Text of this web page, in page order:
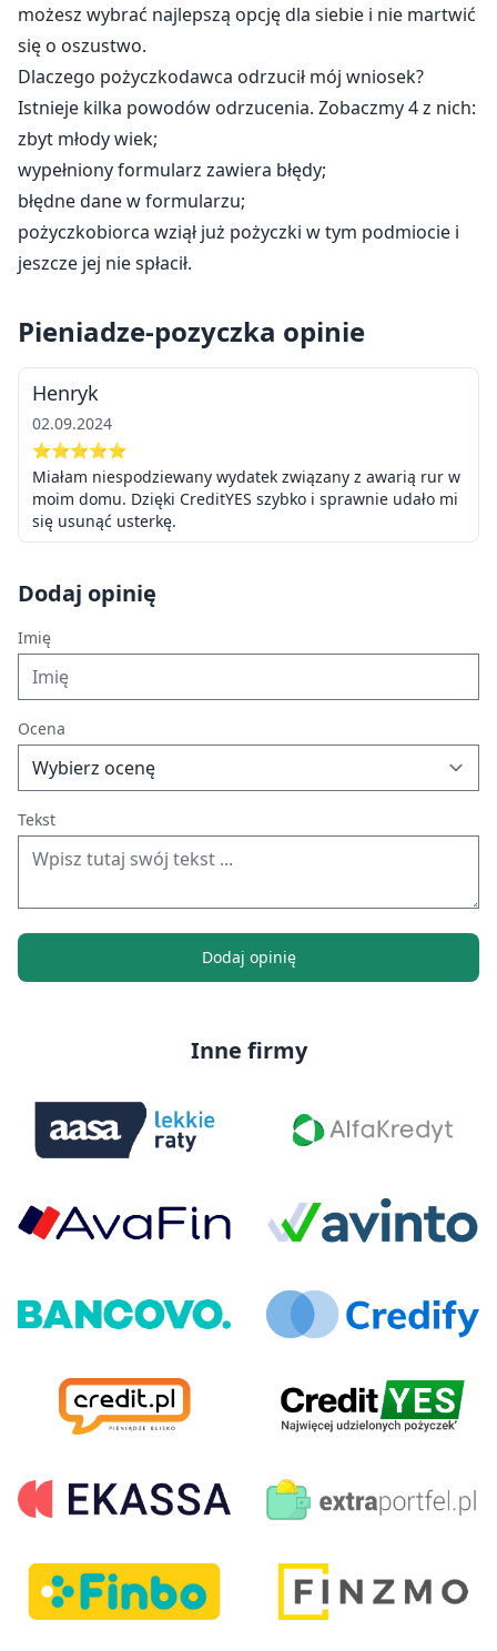
możesz wybrać najlepszą opcję dla siebie i nie martwić
się o oszustwo.
Dlaczego pożyczkodawca odrzucił mój wniosek?
Istnieje kilka powodów odrzucenia. Zobaczmy 4 z nich:
zbyt młody wiek;
wypełniony formularz zawiera błędy;
błędne dane w formularzu;
pożyczkobiorca wziął już pożyczki w tym podmiocie i
jeszcze jej nie spłacił.
Pieniadze-pozyczka opinie
Henryk
02.09.2024
⭐⭐⭐⭐⭐
Miałam niespodziewany wydatek związany z awarią rur w
moim domu. Dzięki CreditYES szybko i sprawnie udało mi
się usunąć usterkę.
Dodaj opinię
Imię
Ocena
Tekst
Dodaj opinię
Inne firmy